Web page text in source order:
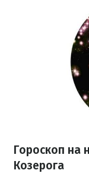
Гороскоп на
Козерога